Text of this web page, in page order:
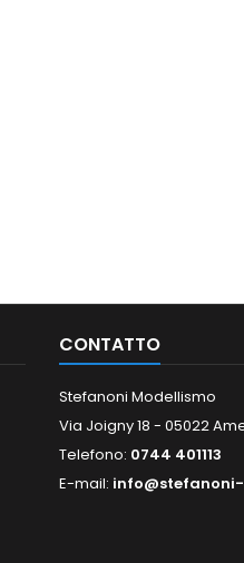
CONTATTO
Stefanoni Modellismo
Via Joigny 18 - 05022
Telefono: 0744 401113
E-mail: